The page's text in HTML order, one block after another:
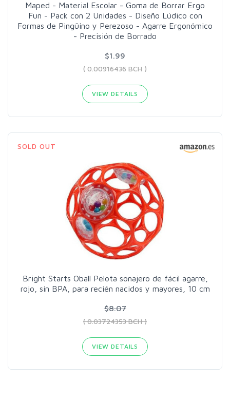
Maped - Material Escolar - Goma de Borrar Ergo
Fun - Pack con 2 Unidades - Diseño Lúdico con
Formas de Pingüino y Perezoso - Agarre Ergonómico
- Precisión de Borrado
$1.99
( 0.00916436 BCH )
VIEW DETAILS
SOLD OUT
Bright Starts Oball Pelota sonajero de fácil agarre,
rojo, sin BPA, para recién nacidos y mayores, 10 cm
$8.07
( 0.03724353 BCH )
VIEW DETAILS